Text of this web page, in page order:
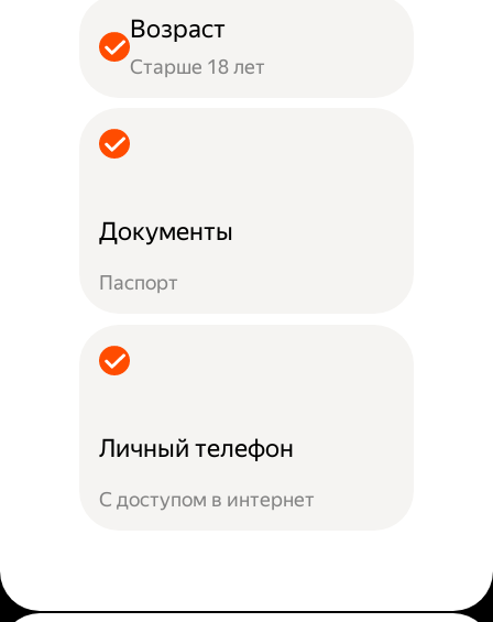
Возраст
Старше 18 лет
Документы
Паспорт
Личный телефон
С доступом в интернет